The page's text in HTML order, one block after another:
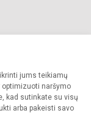
jums teikiamų
optimizuoti naršymo
kad sutinkate su visų
arba pakeisti savo
saugomos.
draudžiama.